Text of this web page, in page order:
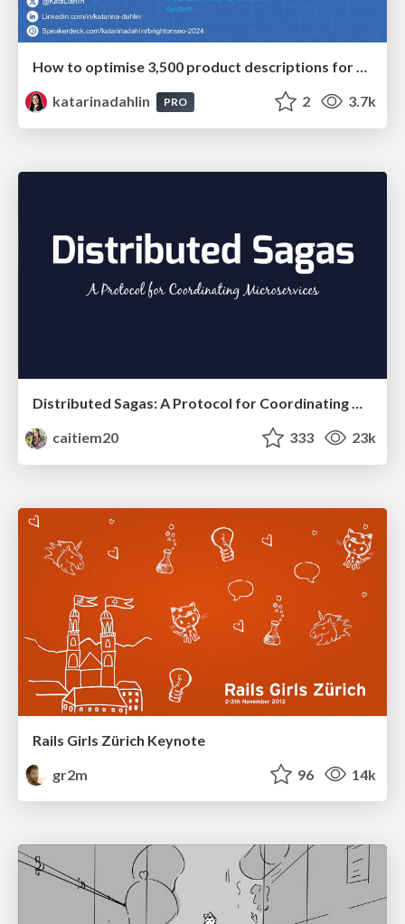
katarinadahlin
PRO 2 3.7k
Distributed Sagas: A Protocol for Coordinating Microservices
caitiem20
333 23k
Rails Girls Zürich Keynote
gr2m
96 14k